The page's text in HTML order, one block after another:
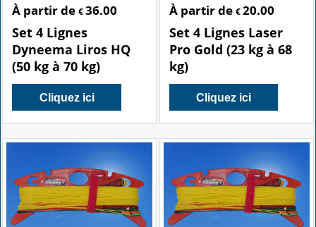
À partir de € 36.00
Set 4 Lignes
Dyneema Liros HQ
(50 kg à 70 kg)
Cliquez ici
À partir de €20.00
Set 4 Lignes Laser
Pro Gold (23 kg à 68
kg)
Cliquez ici